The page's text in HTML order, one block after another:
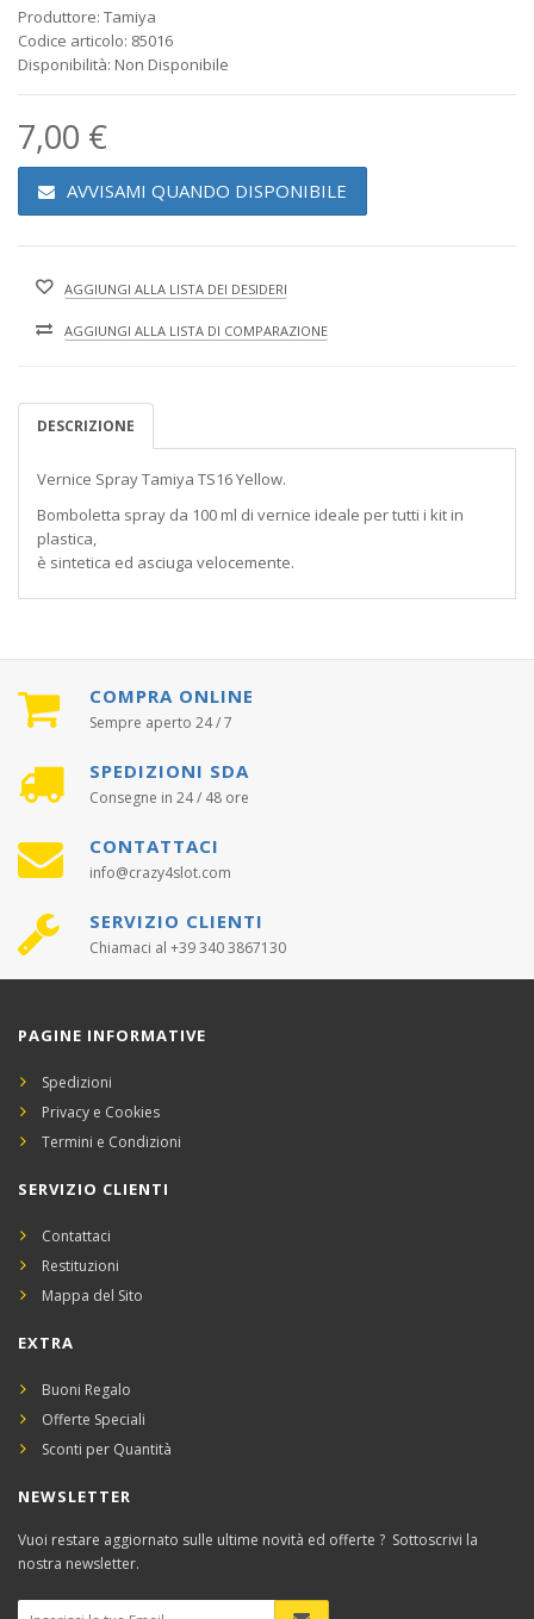
Produttore: Tamiya
Codice articolo: 85016
Disponibilità: Non Disponibile
7,00 €
AVVISAMI QUANDO DISPONIBILE
AGGIUNGI ALLA LISTA DEI DESIDERI
AGGIUNGI ALLA LISTA DI COMPARAZIONE
DESCRIZIONE
Vernice Spray Tamiya TS16 Yellow.
Bomboletta spray da 100 ml di vernice ideale per tutti i kit in
plastica,
è sintetica ed asciuga velocemente.
COMPRA ONLINE
Sempre aperto 24 / 7
SPEDIZIONI SDA
Consegne in 24 / 48 ore
CONTATTACI
info@crazy4slot.com
SERVIZIO CLIENTI
Chiamaci al +39 340 3867130
PAGINE INFORMATIVE
Spedizioni
Privacy e Cookies
Termini e Condizioni
SERVIZIO CLIENTI
Contattaci
Restituzioni
Mappa del Sito
EXTRA
Buoni Regalo
Offerte Speciali
Sconti per Quantità
NEWSLETTER
Vuoi restare aggiornato sulle ultime novità ed offerte ? Sottoscrivi la
nostra newsletter.